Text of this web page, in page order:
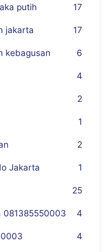
putih 17
jakarta 17
kebagusan 6
4
2
1
2
Jakarta 1
25
081385550003 4
4